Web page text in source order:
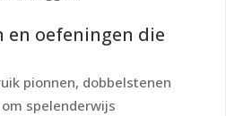
en oefeningen die
pionnen, dobbelstenen
spelenderwijs